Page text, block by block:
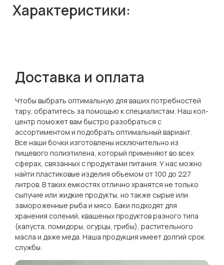
Характеристики:
Доставка и оплата
Чтобы выбрать оптимальную для ваших потребностей
тару, обратитесь за помощью к специалистам. Наш кол-
центр поможет вам быстро разобраться с
ассортиментом и подобрать оптимальный вариант.
Все наши бочки изготовлены исключительно из
пищевого полиэтилена, который применяют во всех
сферах, связанных с продуктами питания. У нас можно
найти пластиковые изделия объемом от 100 до 227
литров. В таких емкостях отлично хранятся не только
сыпучие или жидкие продукты, но также сырые или
замороженные рыба и мясо. Баки подходят для
хранения солений, квашеных продуктов разного типа
(капуста, помидоры, огурцы, грибы), растительного
масла и даже меда. Наша продукция имеет долгий срок
службы.